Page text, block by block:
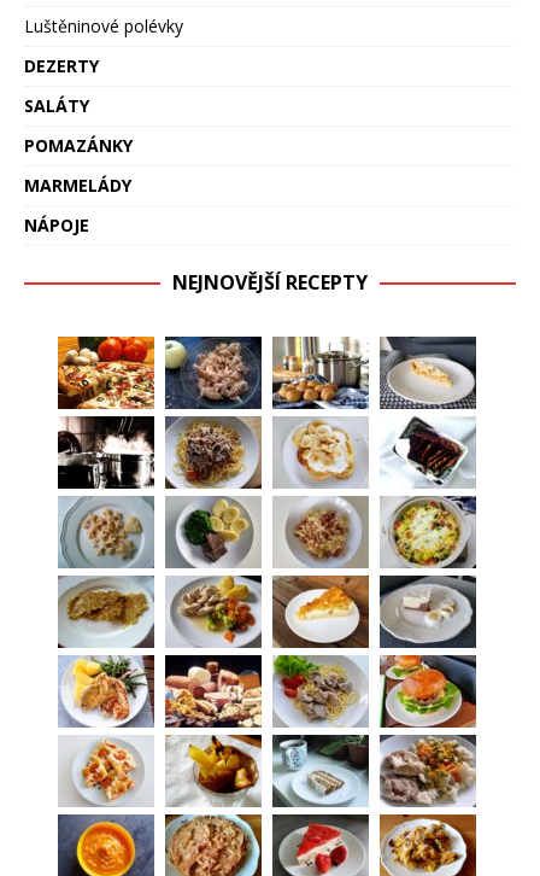
Luštěninové polévky
DEZERTY
SALÁTY
POMAZÁNKY
MARMELÁDY
NÁPOJE
NEJNOVĚJŠÍ RECEPTY